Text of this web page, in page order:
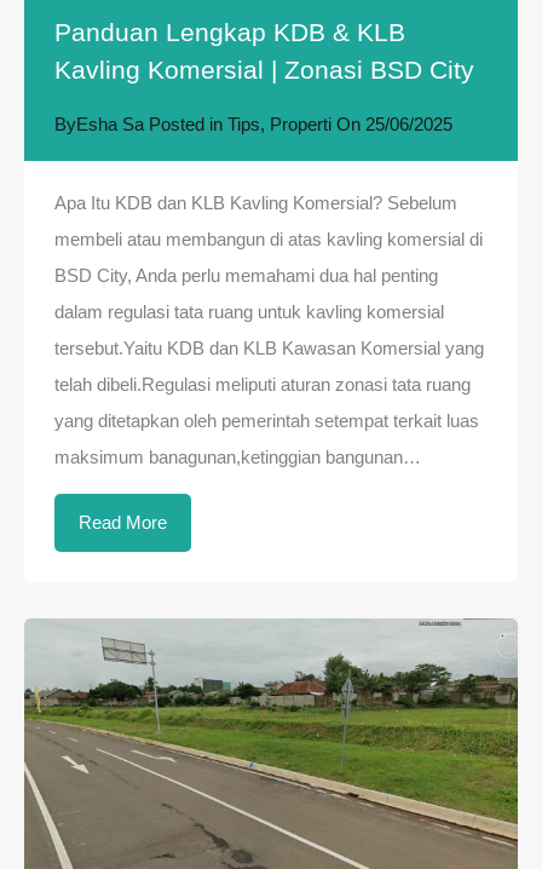
Panduan Lengkap KDB & KLB
Kavling Komersial | Zonasi BSD City
ByEsha Sa Posted in Tips, Properti On 25/06/2025
Apa Itu KDB dan KLB Kavling Komersial? Sebelum
membeli atau membangun di atas kavling komersial di
BSD City, Anda perlu memahami dua hal penting
dalam regulasi tata ruang untuk kavling komersial
tersebut.Yaitu KDB dan KLB Kawasan Komersial yang
telah dibeli.Regulasi meliputi aturan zonasi tata ruang
yang ditetapkan oleh pemerintah setempat terkait luas
maksimum banagunan,ketinggian bangunan…
Read More